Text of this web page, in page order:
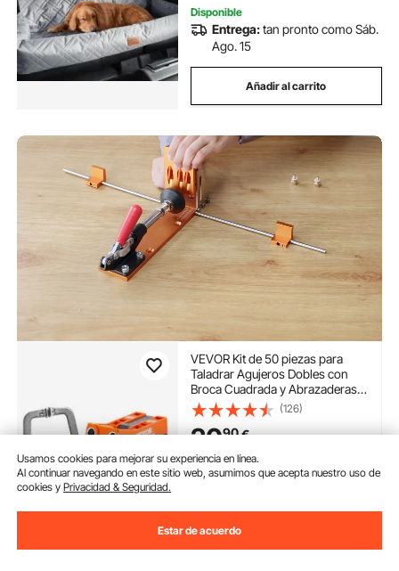
Disponible
Entrega:tan pronto como Sáb.
Ago. 15
Añadir al carrito
VEVOR Kit de 50 piezas para
Taladrar Agujeros Dobles con
Broca Cuadrada y Abrazaderas
en C para Clavijas Plantilla para
Taladrar Agujeros y Agujeros en
Ángulo, para Taladrar para
(126)
2090€
Disponible
Jue. Ago. 13
Añadir al carrito
Usamos cookies para mejorar su experiencia en línea.
Al continuar navegando en este sitio web, asumimos que acepta nuestro uso de
cookies yPrivacidad & Seguridad.
Estar de acuerdo